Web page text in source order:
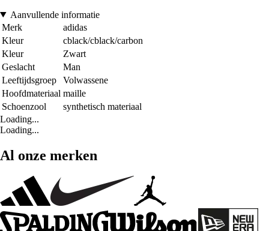
Aanvullende informatie
Merk
adidas
Kleur
cblack/cblack/carbon
Kleur
Zwart
Geslacht
Man
Leeftijdsgroep
Volwassene
Hoofdmateriaal maille
Schoenzool
synthetisch materiaal
Loading...
Loading...
Al onze merken